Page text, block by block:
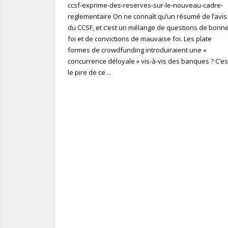
ccsf-exprime-des-reserves-sur-le-nouveau-cadre-
reglementaire On ne connaît qu’un résumé de l’avis
du CCSF, et c’est un mélange de questions de
foi et de convictions de mauvaise foi. Les plate
formes de crowdfunding introduiraient une «
concurrence déloyale » vis-à-vis des banques ?
le pire de ce…